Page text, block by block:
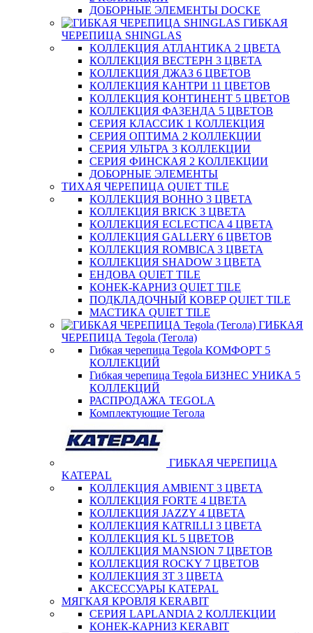
ДОБОРНЫЕ ЭЛЕМЕНТЫ DOCKE
ГИБКАЯ
ЧЕРЕПИЦА SHINGLAS
КОЛЛЕКЦИЯ АТЛАНТИКА 2 ЦВЕТА
КОЛЛЕКЦИЯ ВЕСТЕРН 3 ЦВЕТА
КОЛЛЕКЦИЯ ДЖАЗ 6 ЦВЕТОВ
КОЛЛЕКЦИЯ КАНТРИ 11 ЦВЕТОВ
КОЛЛЕКЦИЯ КОНТИНЕНТ 5 ЦВЕТОВ
КОЛЛЕКЦИЯ ФАЗЕНДА 5 ЦВЕТОВ
СЕРИЯ КЛАССИК 1 КОЛЛЕКЦИЯ
СЕРИЯ ОПТИМА 2 КОЛЛЕКЦИИ
СЕРИЯ УЛЬТРА 3 КОЛЛЕКЦИИ
СЕРИЯ ФИНСКАЯ 2 КОЛЛЕКЦИИ
ДОБОРНЫЕ ЭЛЕМЕНТЫ
ТИХАЯ ЧЕРЕПИЦА QUIET TILE
КОЛЛЕКЦИЯ BOHHO 3 ЦВЕТА
КОЛЛЕКЦИЯ BRICK 3 ЦВЕТА
КОЛЛЕКЦИЯ ECLECTICA 4 ЦВЕТА
КОЛЛЕКЦИЯ GALLERY 6 ЦВЕТОВ
КОЛЛЕКЦИЯ ROMBICA 3 ЦВЕТА
КОЛЛЕКЦИЯ SHADOW 3 ЦВЕТА
ЕНДОВА QUIET TILE
КОНЕК-КАРНИЗ QUIET TILE
ПОДКЛАДОЧНЫЙ КОВЕР QUIET TILE
МАСТИКА QUIET TILE
ГИБКАЯ
ЧЕРЕПИЦА Tegola (Тегола)
Гибкая черепица Tegola КОМФОРТ 5
КОЛЛЕКЦИЙ
Гибкая черепица Tegola БИЗНЕС УНИКА 5
КОЛЛЕКЦИЙ
РАСПРОДАЖА TEGOLA
Комплектующие Тегола
ГИБКАЯ ЧЕРЕПИЦА
KATEPAL
КОЛЛЕКЦИЯ AMBIENT 3 ЦВЕТА
КОЛЛЕКЦИЯ FORTE 4 ЦВЕТА
КОЛЛЕКЦИЯ JAZZY 4 ЦВЕТА
КОЛЛЕКЦИЯ KATRILLI 3 ЦВЕТА
КОЛЛЕКЦИЯ KL 5 ЦВЕТОВ
КОЛЛЕКЦИЯ MANSION 7 ЦВЕТОВ
КОЛЛЕКЦИЯ ROCKY 7 ЦВЕТОВ
КОЛЛЕКЦИЯ ЗТ 3 ЦВЕТА
АКСЕССУАРЫ KATEPAL
МЯГКАЯ КРОВЛЯ KERABIT
СЕРИЯ LAPLANDIA 2 КОЛЛЕКЦИИ
КОНЕК-КАРНИЗ KERABIT